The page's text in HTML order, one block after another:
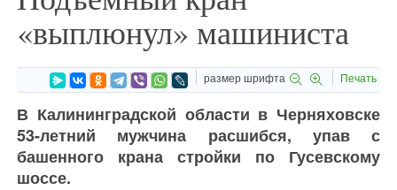
«выплюнул» машиниста
размер шрифта Печать
В Калининградской области в Черняховске
53-летний мужчина расшибся, упав с
башенного крана стройки по Гусевскому
шоссе.